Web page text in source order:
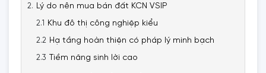
Lý do nên mua bán đất KCN VSIP
Khu đô thị công nghiệp kiểu
Hạ tầng hoàn thiện có pháp lý minh bạch
Tiềm năng sinh lời cao